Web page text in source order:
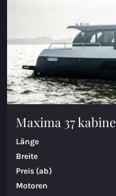
Maxima 37 kabine
Länge
Breite
Preis (ab)
Motoren